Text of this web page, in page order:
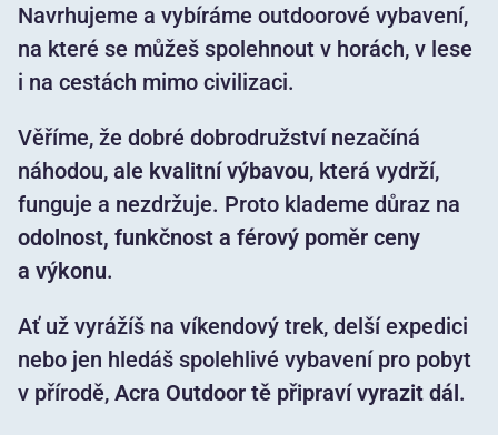
Navrhujeme a vybíráme outdoorové vybavení,
na které se můžeš spolehnout v horách, v lese
i na cestách mimo civilizaci.
Věříme, že dobré dobrodružství nezačíná
náhodou, ale kvalitní výbavou, která vydrží,
funguje a nezdržuje. Proto klademe důraz na
odolnost, funkčnost a férový poměr ceny
a výkonu.
Ať už vyrážíš na víkendový trek, delší expedici
nebo jen hledáš spolehlivé vybavení pro pobyt
v přírodě, Acra Outdoor tě připraví vyrazit dál.